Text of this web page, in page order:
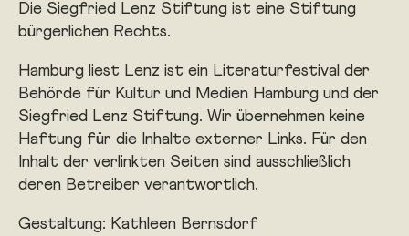
Die Siegfried Lenz Stiftung ist eine Stiftung
bürgerlichen Rechts.
Hamburg liest Lenz ist ein Literaturfestival der
Behörde für Kultur und Medien Hamburg und der
Siegfried Lenz Stiftung. Wir übernehmen keine
Haftung für die Inhalte externer Links. Für den
Inhalt der verlinkten Seiten sind ausschließlich
deren Betreiber verantwortlich.
Gestaltung: Kathleen Bernsdorf